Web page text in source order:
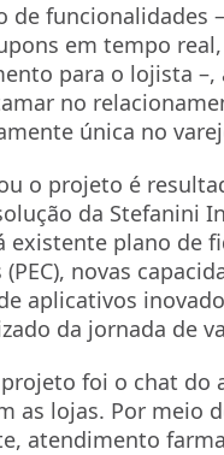
de funcionalidades
em tempo
para o lojista –,
no
única no
o projeto é
da
existente plano de
novas
aplicativos
da jornada de
foi o chat do
as lojas. Por meio
atendimento